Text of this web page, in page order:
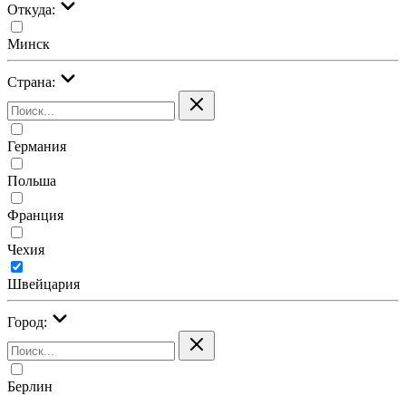
Откуда:
Минск
Страна:
Германия
Польша
Франция
Чехия
Швейцария
Город:
Берлин